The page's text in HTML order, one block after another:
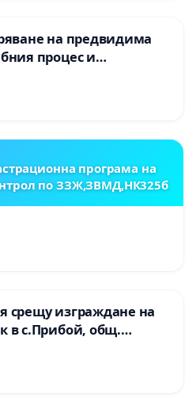
на предвидима
процес и
на равнопоставено
на учениците от
I“ и Хуманитарна
програма на
по ЗЗЖ,ЗВМД,НК325б
срещу изграждане на
в с.Прибой, общ.